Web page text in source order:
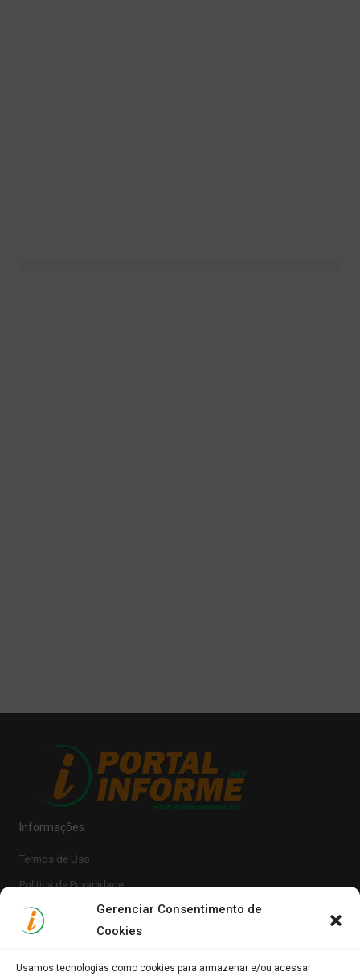
Gerenciar Consentimento de
Cookies
Usamos tecnologias como cookies para armazenar e/ou acessar
Informações
Termos de Uso
Politica de Privacidade